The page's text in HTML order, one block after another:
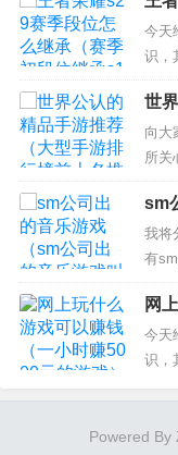
贝单
游戏
机版
戏，
段
今天
识，
能碰
现在
承规
耀段
世
榜
向大
所关
是从
问题
荐，
荐下
推荐
sm
游
我将
有
决你
品
戏 2
网
元
今天
识，
如
站
游可
Powered By